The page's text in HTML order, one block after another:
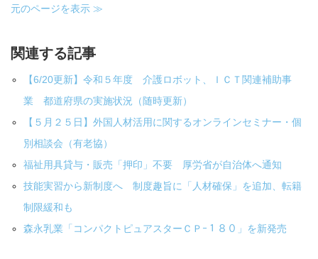
元のページを表示 ≫
関連する記事
【6/20更新】令和５年度 介護ロボット、ＩＣＴ関連補助事
業 都道府県の実施状況（随時更新）
【５月２５日】外国人材活用に関するオンラインセミナー・個
別相談会（有老協）
福祉用具貸与・販売「押印」不要 厚労省が自治体へ通知
技能実習から新制度へ 制度趣旨に「人材確保」を追加、転籍
制限緩和も
森永乳業「コンパクトピュアスターＣＰｰ１８０」を新発売